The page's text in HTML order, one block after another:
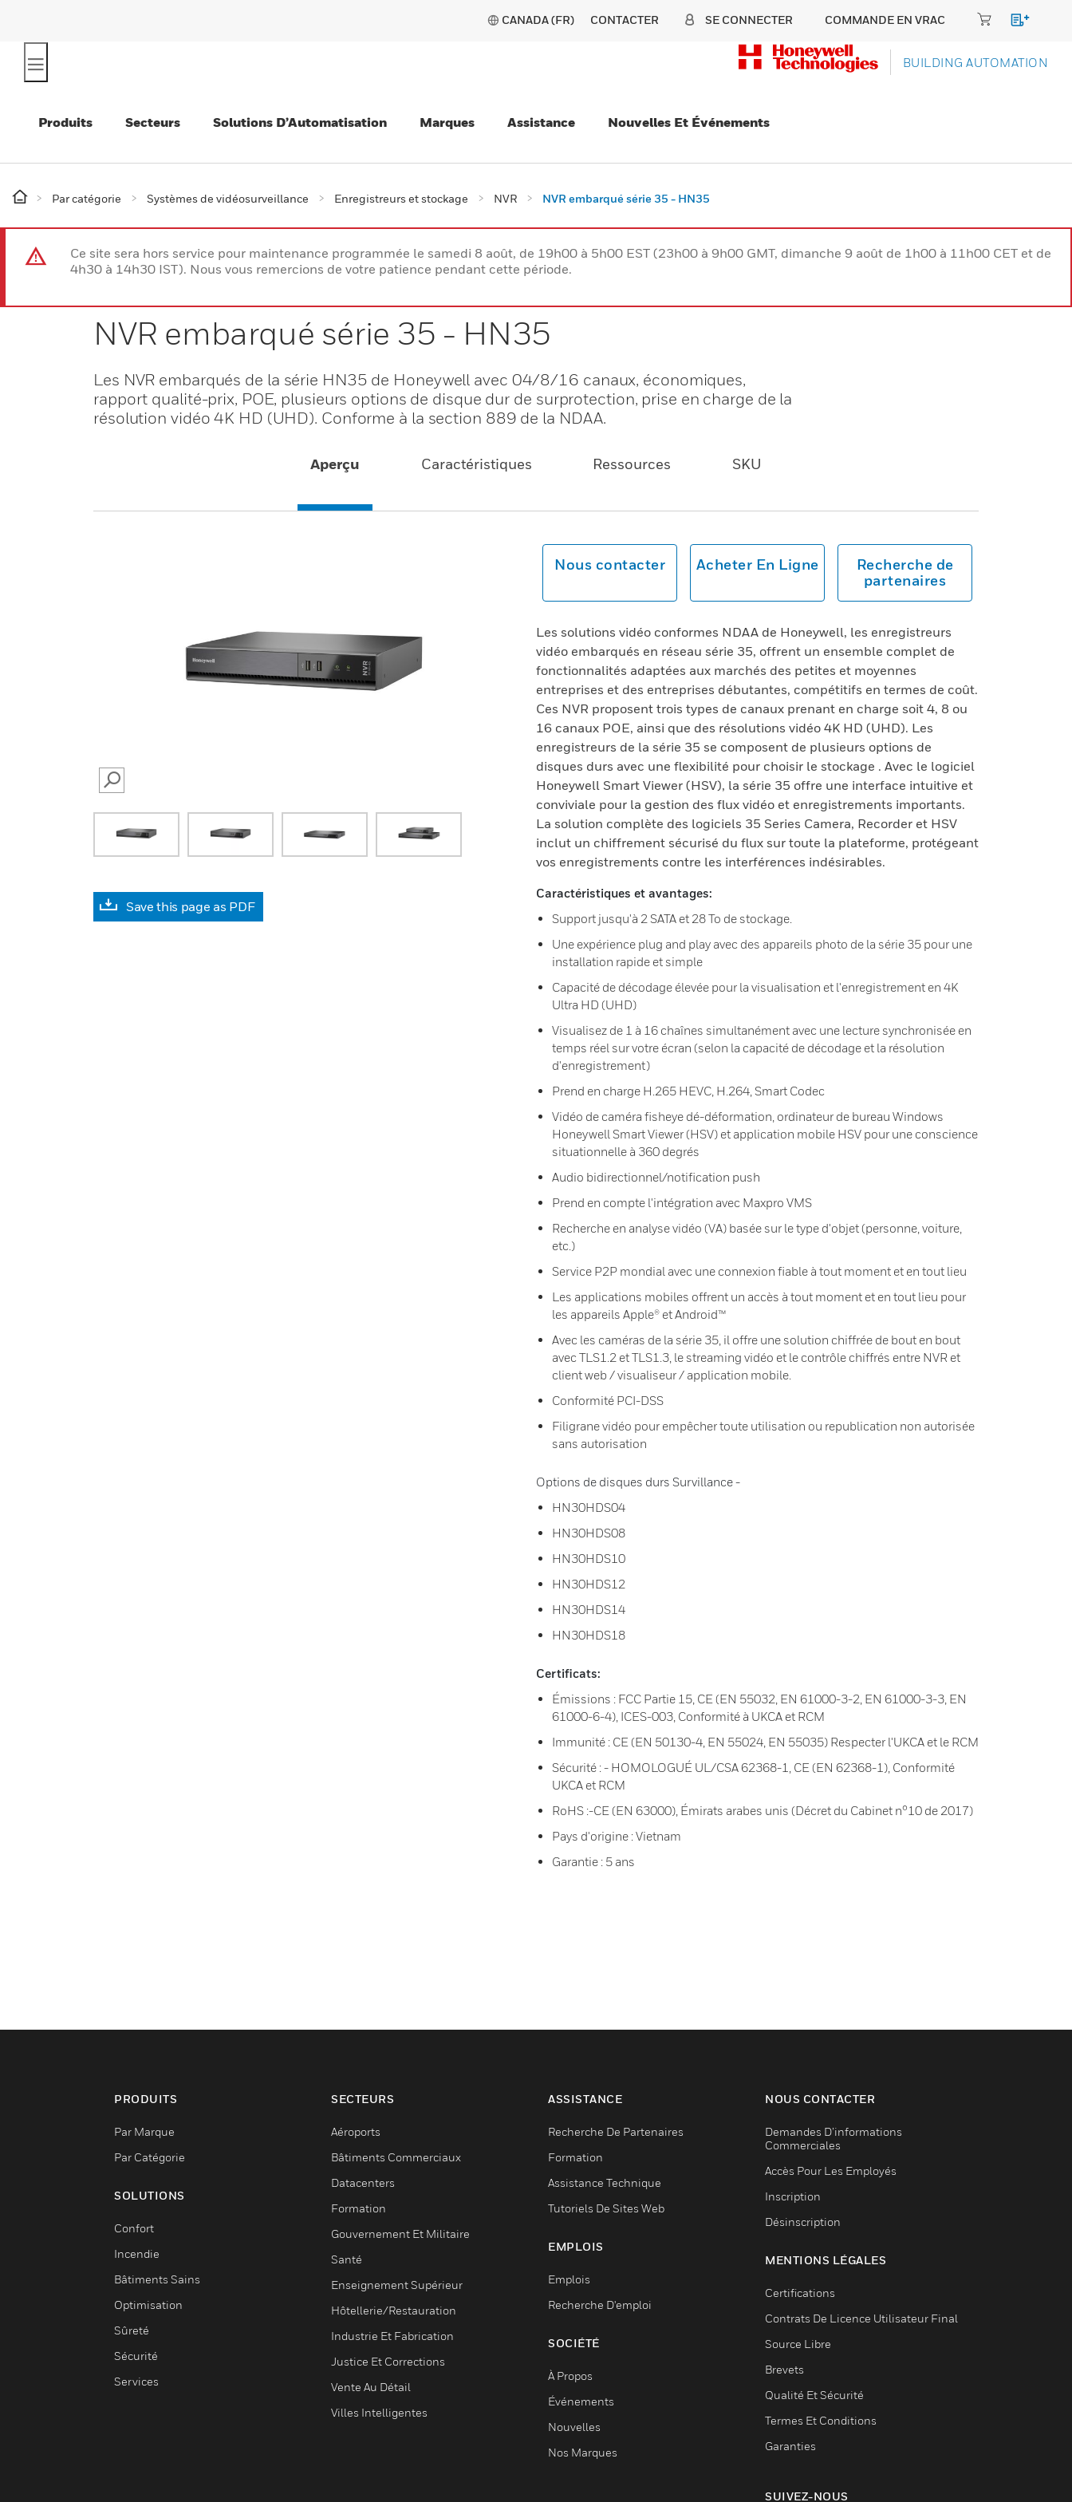
CANADA (FR) CONTACTER SE CONNECTER COMMANDE EN VRAC
BUILDING AUTOMATION
Produits Secteurs Solutions D’Automatisation Marques Assistance Nouvelles Et Événements
Par catégorie Systèmes de vidéosurveillance Enregistreurs et stockage NVR NVR embarqué série 35 - HN35
Ce site sera hors service pour maintenance programmée le samedi 8 août, de 19h00 à 5h00 EST (23h00 à 9h00 GMT, dimanche 9 août de 1h00 à 11h00 CET et de
4h30 à 14h30 IST). Nous vous remercions de votre patience pendant cette période.
NVR embarqué série 35 - HN35
Les NVR embarqués de la série HN35 de Honeywell avec 04/8/16 canaux, économiques,
rapport qualité-prix, POE, plusieurs options de disque dur de surprotection, prise en charge de la
résolution vidéo 4K HD (UHD). Conforme à la section 889 de la NDAA.
Aperçu Caractéristiques Ressources SKU
SEARCH
Save this page as PDF
Nous contacter Acheter En Ligne
Recherche de
partenaires
Les solutions vidéo conformes NDAA de Honeywell, les enregistreurs
vidéo embarqués en réseau série 35, offrent un ensemble complet de
fonctionnalités adaptées aux marchés des petites et moyennes
entreprises et des entreprises débutantes, compétitifs en termes de coût.
Ces NVR proposent trois types de canaux prenant en charge soit 4, 8 ou
16 canaux POE, ainsi que des résolutions vidéo 4K HD (UHD). Les
enregistreurs de la série 35 se composent de plusieurs options de
disques durs avec une flexibilité pour choisir le stockage . Avec le logiciel
Honeywell Smart Viewer (HSV), la série 35 offre une interface intuitive et
conviviale pour la gestion des flux vidéo et enregistrements importants.
La solution complète des logiciels 35 Series Camera, Recorder et HSV
inclut un chiffrement sécurisé du flux sur toute la plateforme, protégeant
vos enregistrements contre les interférences indésirables.
Caractéristiques et avantages:
Support jusqu'à 2 SATA et 28 To de stockage.
Une expérience plug and play avec des appareils photo de la série 35 pour une
installation rapide et simple
Capacité de décodage élevée pour la visualisation et l'enregistrement en 4K
Ultra HD (UHD)
Visualisez de 1 à 16 chaînes simultanément avec une lecture synchronisée en
temps réel sur votre écran (selon la capacité de décodage et la résolution
d'enregistrement)
Prend en charge H.265 HEVC, H.264, Smart Codec
Vidéo de caméra fisheye dé-déformation, ordinateur de bureau Windows
Honeywell Smart Viewer (HSV) et application mobile HSV pour une conscience
situationnelle à 360 degrés
Audio bidirectionnel/notification push
Prend en compte l'intégration avec Maxpro VMS
Recherche en analyse vidéo (VA) basée sur le type d'objet (personne, voiture,
etc.)
Service P2P mondial avec une connexion fiable à tout moment et en tout lieu
Les applications mobiles offrent un accès à tout moment et en tout lieu pour
les appareils Apple® et Android™
Avec les caméras de la série 35, il offre une solution chiffrée de bout en bout
avec TLS1.2 et TLS1.3, le streaming vidéo et le contrôle chiffrés entre NVR et
client web / visualiseur / application mobile.
Conformité PCI-DSS
Filigrane vidéo pour empêcher toute utilisation ou republication non autorisée
sans autorisation
Options de disques durs Survillance -
HN30HDS04
HN30HDS08
HN30HDS10
HN30HDS12
HN30HDS14
HN30HDS18
Certificats:
Émissions : FCC Partie 15, CE (EN 55032, EN 61000-3-2, EN 61000-3-3, EN
61000-6-4), ICES-003, Conformité à UKCA et RCM
Immunité : CE (EN 50130-4, EN 55024, EN 55035) Respecter l'UKCA et le RCM
Sécurité : - HOMOLOGUÉ UL/CSA 62368-1, CE (EN 62368-1), Conformité
UKCA et RCM
RoHS :-CE (EN 63000), Émirats arabes unis (Décret du Cabinet n°10 de 2017)
Pays d'origine : Vietnam
Garantie : 5 ans
PRODUITS
Par Marque
Par Catégorie
SOLUTIONS
Confort
Incendie
Bâtiments Sains
Optimisation
Sûreté
Sécurité
Services
SECTEURS
Aéroports
Bâtiments Commerciaux
Datacenters
Formation
Gouvernement Et Militaire
Santé
Enseignement Supérieur
Hôtellerie/Restauration
Industrie Et Fabrication
Justice Et Corrections
Vente Au Détail
Villes Intelligentes
ASSISTANCE
Recherche De Partenaires
Formation
Assistance Technique
Tutoriels De Sites Web
EMPLOIS
Emplois
Recherche D'emploi
SOCIÉTÉ
À Propos
Événements
Nouvelles
Nos Marques
NOUS CONTACTER
Demandes D’informations
Commerciales
Accès Pour Les Employés
Inscription
Désinscription
MENTIONS LÉGALES
Certifications
Contrats De Licence Utilisateur Final
Source Libre
Brevets
Qualité Et Sécurité
Termes Et Conditions
Garanties
SUIVEZ-NOUS